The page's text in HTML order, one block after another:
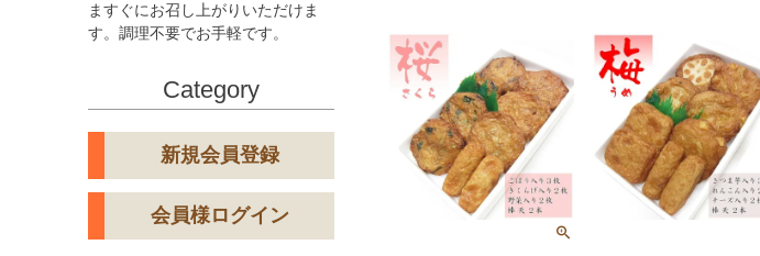
ますぐにお召し上がりいただけま
す。調理不要でお手軽です。
Category
新規会員登録
会員様ログイン